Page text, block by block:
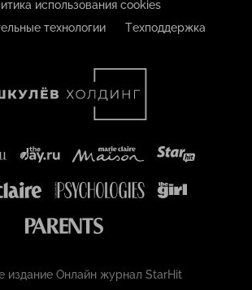
использования cookies
технологии
Техподдержка
издание Онлайн журнал StarHit